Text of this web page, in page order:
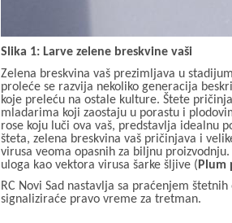
Slika 1: Larve zelene breskvine vaši
Zelena breskvina vaš prezimljava u
proleće se razvija nekoliko generacija
koje preleću na ostale kulture. Štete
mladarima koji zaostaju u porastu i
rose koju luči ova vaš, predstavlja idealnu
šteta, zelena breskvina vaš pričinjava i
virusa veoma opasnih za biljnu
uloga kao vektora virusa šarke šljive ( Plum
RC Novi Sad nastavlja sa praćenjem
signaliziraće pravo vreme za tretman.